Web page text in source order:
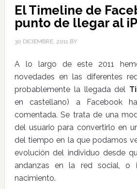
El Timeline de
punto de llegar al
30 DICIEMBRE, 2011BY
A lo largo de este 2011
novedades en las diferentes
probablemente la llegada del
en castellano) a Facebook
comentada. Se trata de una
del usuario para convertirlo en
del tiempo en la que podamos
evolución del individuo desde
andanzas en la red social, o
nacimiento.